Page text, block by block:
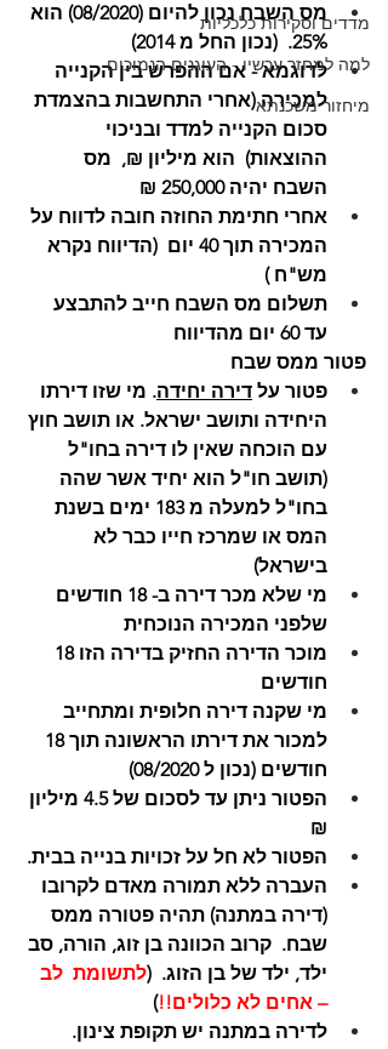
מדדים וסקירות כלכליות
למה למחזר עכשיו - העוגנים הנמוכים
מיחזור משכנתא
מס השבח נכון להיום (08/2020) הוא
25%.  (נכון החל מ 2014)
לדוגמא - אם ההפרש בין הקנייה
למכירה (אחרי התחשבות בהצמדת
סכום הקנייה למדד ובניכוי
ההוצאות)  הוא מיליון ₪,  מס
השבח יהיה 250,000 ₪
אחרי חתימת החוזה חובה לדווח על
המכירה תוך 40 יום  (הדיווח נקרא
מש"ח )
תשלום מס השבח חייב להתבצע
עד 60 יום מהדיווח
פטור ממס שבח
פטור על דירה יחידה. מי שזו דירתו
היחידה ותושב ישראל. או תושב חוץ
עם הוכחה שאין לו דירה בחו"ל
(תושב חו"ל הוא יחיד אשר שהה
בחו"ל למעלה מ 183 ימים בשנת
המס או שמרכז חייו כבר לא
בישראל)
מי שלא מכר דירה ב- 18 חודשים
שלפני המכירה הנוכחית
חודשים
מי שקנה דירה חלופית ומתחייב
חודשים (נכון ל 08/2020)
הפטור ניתן עד לסכום של 4.5 מיליון
₪
הפטור לא חל על זכויות בנייה בבית.
העברה ללא תמורה מאדם לקרובו
(דירה במתנה) תהיה פטורה ממס
שבח.  קרוב הכוונה בן זוג, הורה, סב
ילד, ילד של בן הזוג.  (לתשומת  לב
– אחים לא כלולים!!)
לדירה במתנה יש תקופת צינון.